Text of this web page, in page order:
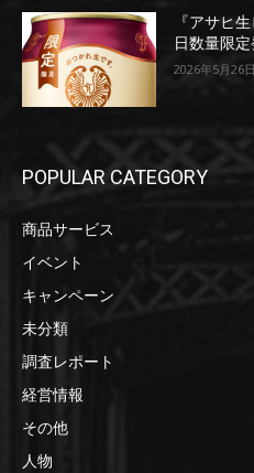
『アサヒ
日数量限定
2026年5月26日
POPULAR CATEGORY
商品サービス
イベント
キャンペーン
未分類
調査レポート
経営情報
その他
人物